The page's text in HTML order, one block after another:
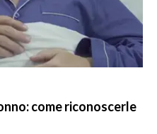
come riconoscerle